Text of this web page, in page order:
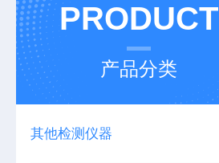
PRODUCT
产品分类
其他检测仪器